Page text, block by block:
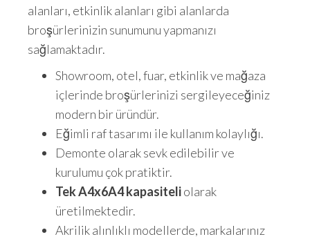
alanları, etkinlik alanları gibi alanlarda
broşürlerinizin sunumunu yapmanızı
sağlamaktadır.
Showroom, otel, fuar, etkinlik ve mağaza
içlerinde broşürlerinizi sergileyeceğiniz
modern bir üründür.
Eğimli raf tasarımı ile kullanım kolaylığı.
Demonte olarak sevk edilebilir ve
kurulumu çok pratiktir.
Tek A4x6A4 kapasiteliolarak
üretilmektedir.
Akrilik alınlıklı modellerde, markalarınız